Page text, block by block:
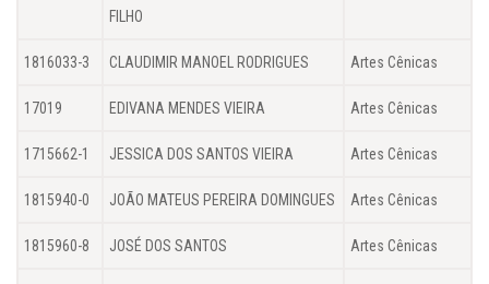
FILHO
1816033-3 CLAUDIMIR MANOEL RODRIGUES Artes Cênicas
17019 EDIVANA MENDES VIEIRA Artes Cênicas
1715662-1 JESSICA DOS SANTOS VIEIRA Artes Cênicas
1815940-0 JOÃO MATEUS PEREIRA DOMINGUES Artes Cênicas
1815960-8 JOSÉ DOS SANTOS Artes Cênicas